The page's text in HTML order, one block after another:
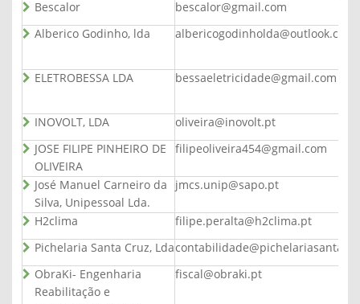
Bescalor
bescalor@gmail.com
Alberico Godinho, lda
albericogodinholda@outlook.com
ELETROBESSA LDA bessaeletricidade@gmail.com
INOVOLT, LDA
oliveira@inovolt.pt
JOSE FILIPE PINHEIRO DE
OLIVEIRA
filipeoliveira454@gmail.com
José Manuel Carneiro da
Silva, Unipessoal Lda.
jmcs.unip@sapo.pt
H2clima
filipe.peralta@h2clima.pt
Pichelaria Santa Cruz, Lda
ObraKi- Engenharia
Reabilitação e
fiscal@obraki.pt